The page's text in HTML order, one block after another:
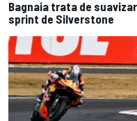
Bagnaia trata de
sprint de Silverstone